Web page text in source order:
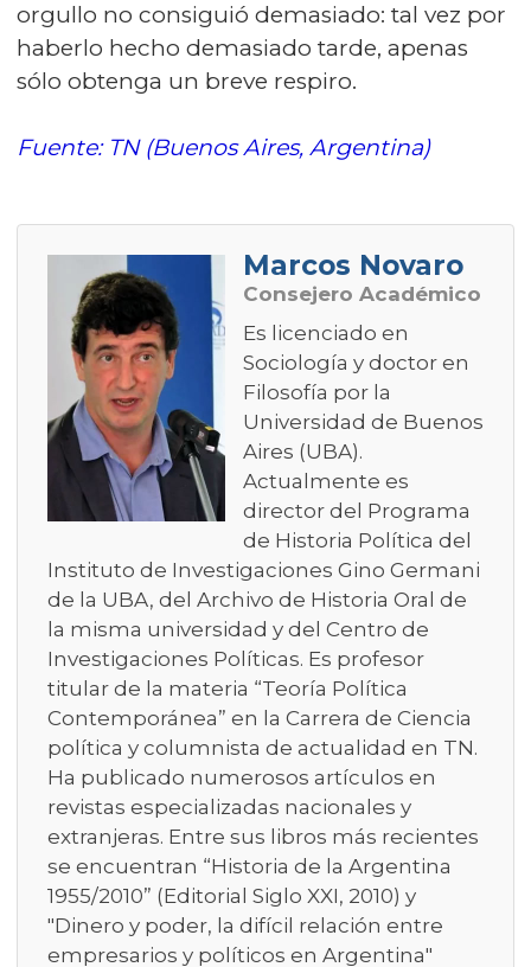
orgullo no consiguió demasiado: tal vez por
haberlo hecho demasiado tarde, apenas
sólo obtenga un breve respiro.
Fuente: TN (Buenos Aires, Argentina)
Marcos Novaro
Consejero Académico
Es licenciado en
Sociología y doctor en
Filosofía por la
Universidad de Buenos
Aires (UBA).
Actualmente es
director del Programa
de Historia Política del
Instituto de Investigaciones Gino Germani
de la UBA, del Archivo de Historia Oral de
la misma universidad y del Centro de
Investigaciones Políticas. Es profesor
titular de la materia “Teoría Política
Contemporánea” en la Carrera de Ciencia
política y columnista de actualidad en TN.
Ha publicado numerosos artículos en
revistas especializadas nacionales y
extranjeras. Entre sus libros más recientes
se encuentran “Historia de la Argentina
1955/2010” (Editorial Siglo XXI, 2010) y
"Dinero y poder, la difícil relación entre
empresarios y políticos en Argentina"